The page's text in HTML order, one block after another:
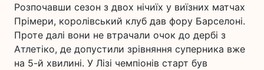
Розпочавши сезон з двох нічиїх у виїзних матчах
Прімери, королівський клуб дав фору Барселоні.
Проте далі вони не втрачали очок до дербі з
Атлетіко, де допустили зрівняння суперника вже
на 5-й хвилині. У Лізі чемпіонів старт був